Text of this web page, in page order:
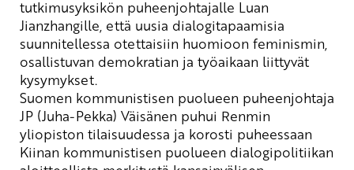
tutkimusyksikön puheenjohtajalle Luan
Jianzhangille, että uusia dialogitapaamisia
suunnitellessa otettaisiin huomioon feminismin,
osallistuvan demokratian ja työaikaan liittyvät
kysymykset.
Suomen kommunistisen puolueen puheenjohtaja
JP (Juha-Pekka) Väisänen puhui Renmin
yliopiston tilaisuudessa ja korosti puheessaan
Kiinan kommunistisen puolueen dialogipolitiikan